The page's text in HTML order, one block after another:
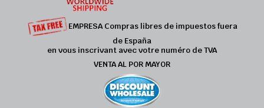
EMPRESA Compras libres de impuestos fuera
de España
en vous inscrivant avec votre numéro de TVA
VENTA AL POR MAYOR